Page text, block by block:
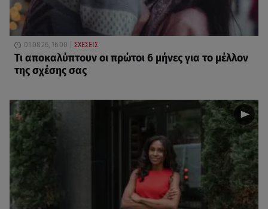
01.08.26, 16:00 ΣΧΕΣΕΙΣ
Τι αποκαλύπτουν οι πρώτοι 6 μήνες για το μέλλον
της σχέσης σας